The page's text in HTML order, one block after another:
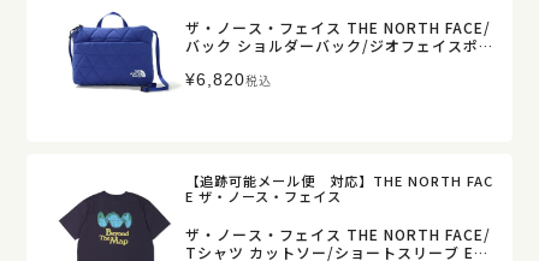
ザ・ノース・フェイス THE NORTH FACE/
バック ショルダーバック/ジオフェイスポ
取扱】
¥6,820税込
【追跡可能メール便 対応】THE NORTH FAC
E ザ・ノース・フェイス
ザ・ノース・フェイス THE NORTH FACE/
Tシャツ カットソー/ショートスリーブ ES